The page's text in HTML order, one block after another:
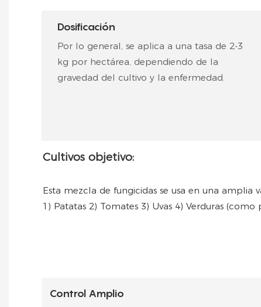
Dosificación
Por lo general, se aplica a una tasa de 2-3
kg por hectárea, dependiendo de la
gravedad del cultivo y la enfermedad.
Cultivos objetivo:
Esta mezcla de fungicidas se usa en una
1) Patatas 2) Tomates 3) Uvas 4)Verduras (como
Control Amplio